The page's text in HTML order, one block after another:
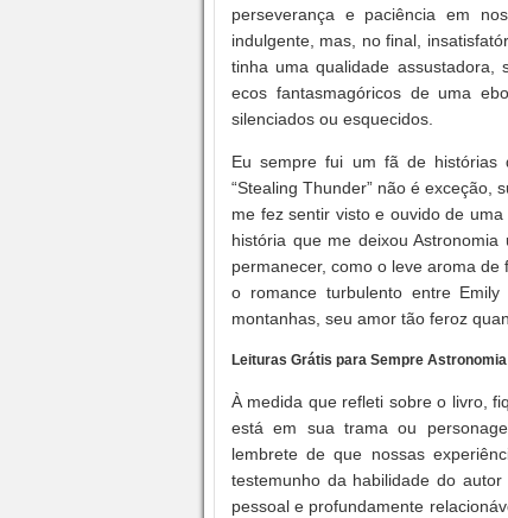
perseverança e paciência em
indulgente, mas, no final,
tinha uma qualidade
ecos fantasmagóricos de uma
silenciados ou esquecidos.
Eu sempre fui um fã de histórias
“Stealing Thunder” não é exceção,
me fez sentir visto e ouvido de
história que me deixou
permanecer, como o leve aroma
o romance turbulento entre
montanhas, seu amor tão feroz
Leituras Grátis para Sempre Astronomia
À medida que refleti sobre o livro,
está em sua trama ou
lembrete de que nossas
testemunho da habilidade do
pessoal e profundamente